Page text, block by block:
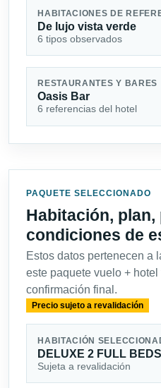
HABITACIONES DE
De lujo vista verde
6 tipos observados
RESTAURANTES Y BARES
Oasis Bar
6 referencias del hotel
PAQUETE SELECCIONADO
Habitación, plan,
condiciones de
Estos datos pertenecen a
este paquete vuelo +
confirmación final.
Precio sujeto a revalidación
HABITACIÓN
DELUXE 2 FULL
Sujeta a revalidación